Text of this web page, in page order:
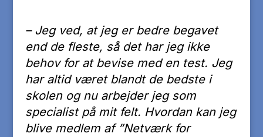
– Jeg ved, at jeg er bedre begavet
end de fleste, så det har jeg ikke
behov for at bevise med en test. Jeg
har altid været blandt de bedste i
skolen og nu arbejder jeg som
specialist på mit felt. Hvordan kan jeg
blive medlem af ”Netværk for